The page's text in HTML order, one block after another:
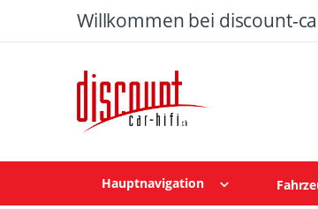
Willkommen bei discount-
Hauptnavigation